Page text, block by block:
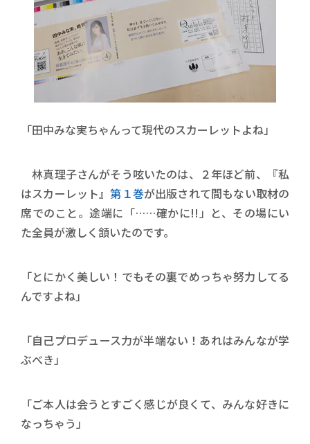
「田中みな実ちゃんって現代のスカーレットよね」
林真理子さんがそう呟いたのは、２年ほど前、『私
はスカーレット』第１巻が出版されて間もない取材の
席でのこと。途端に「……確かに!!」と、その場にい
た全員が激しく頷いたのです。
「とにかく美しい！でもその裏でめっちゃ努力してる
んですよね」
「自己プロデュース力が半端ない！あれはみんなが学
ぶべき」
「ご本人は会うとすごく感じが良くて、みんな好きに
なっちゃう」